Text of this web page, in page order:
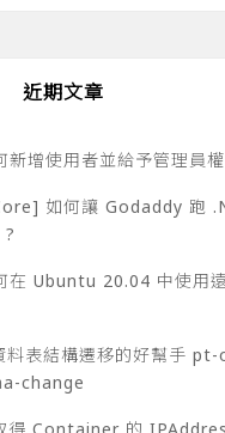
/c /nologo /Ox
No such file or
近期文章
增使用者並給予管理員
如何讓 Godaddy 跑
在 Ubuntu 20.04 中使用遠
表結構遷移的好幫手 pt-
change